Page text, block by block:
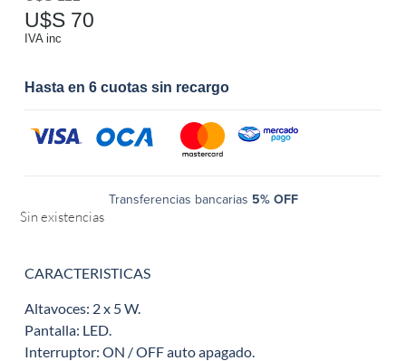
U$S 70
IVA inc
Hasta en 6 cuotas sin recargo
Transferencias bancarias 5% OFF
Sin existencias
CARACTERISTICAS
Altavoces: 2 x 5 W.
Pantalla: LED.
Interruptor: ON / OFF auto apagado.